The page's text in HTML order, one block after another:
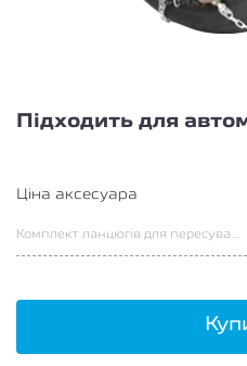
Підходить для
Ціна аксесуара
Комплект ланцюгів для пересування по снігу, XK9 090